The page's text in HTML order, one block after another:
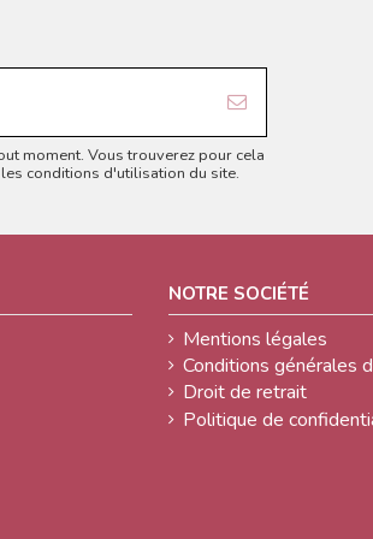
moment. Vous trouverez pour cela
conditions d'utilisation du site.
NOTRE SOCIÉTÉ
Mentions légales
Conditions générales
Droit de retrait
Politique de